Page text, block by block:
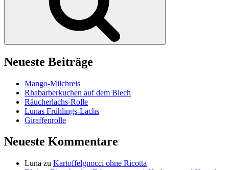
Neueste Beiträge
Mango-Milchreis
Rhabarberkuchen auf dem Blech
Räucherlachs-Rolle
Lunas Frühlings-Lachs
Giraffenrolle
Neueste Kommentare
Luna zu Kartoffelgnocci ohne Ricotta